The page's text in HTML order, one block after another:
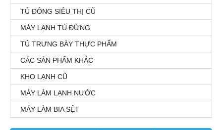
TỦ ĐÔNG SIÊU THỊ CŨ
MÁY LẠNH TỦ ĐỨNG
TỦ TRƯNG BÀY THỰC PHẨM
CÁC SẢN PHẨM KHÁC
KHO LẠNH CŨ
MÁY LÀM LẠNH NƯỚC
MÁY LÀM BIA SỆT